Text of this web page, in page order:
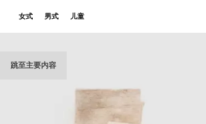
跳至主要内容
女式 男式 儿童